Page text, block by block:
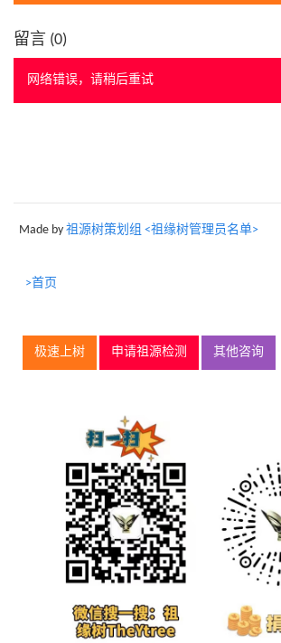
留言 (0)
网络错误，请稍后重试
Made by 祖源树策划组 <祖缘树管理员名单>
>首页
极速上树 申请祖源检测 其他咨询